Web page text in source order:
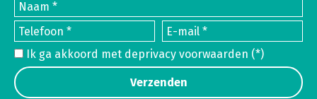
Ik ga akkoord met deprivacy voorwaarden (*)